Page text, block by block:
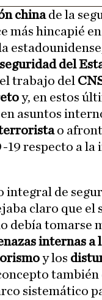
chinade la
más hincapié
seguridad del
trabajo del
y, en estos
asuntos
o
19 respecto a la
integral de
claro que el
debía tomarse
internas a
y los
también
sistemático